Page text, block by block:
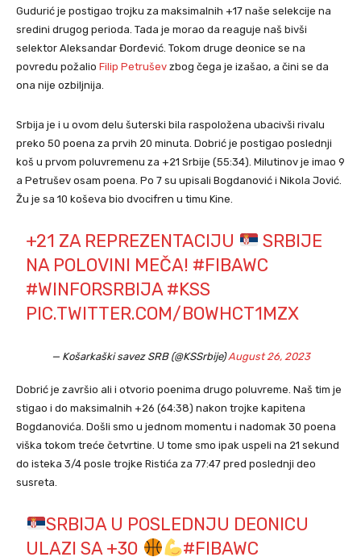
Gudurić je postigao trojku za maksimalnih +17 naše selekcije na
sredini drugog perioda. Tada je morao da reaguje naš bivši
selektor Aleksandar Đorđević. Tokom druge deonice se na
povredu požalio Filip Petrušev zbog čega je izašao, a čini se da
ona nije ozbiljnija.
Srbija je i u ovom delu šuterski bila raspoložena ubacivši rivalu
preko 50 poena za prvih 20 minuta. Dobrić je postigao poslednji
koš u prvom poluvremenu za +21 Srbije (55:34). Milutinov je imao 9
a Petrušev osam poena. Po 7 su upisali Bogdanović i Nikola Jović.
Žu je sa 10 koševa bio dvocifren u timu Kine.
+21 ZA REPREZENTACIJU
SRBIJE
NA POLOVINI MEČA! #FIBAWC
#WINFORSRBIJA #KSS
PIC.TWITTER.COM/BOWHCT1MZX
— Košarkaški savez SRB (@KSSrbije)August 26, 2023
Dobrić je završio ali i otvorio poenima drugo poluvreme. Naš tim je
stigao i do maksimalnih +26 (64:38) nakon trojke kapitena
Bogdanovića. Došli smo u jednom momentu i nadomak 30 poena
viška tokom treće četvrtine. U tome smo ipak uspeli na 21 sekund
do isteka 3/4 posle trojke Ristića za 77:47 pred poslednji deo
susreta.
SRBIJA U POSLEDNJU DEONICU
ULAZI SA +30
#FIBAWC